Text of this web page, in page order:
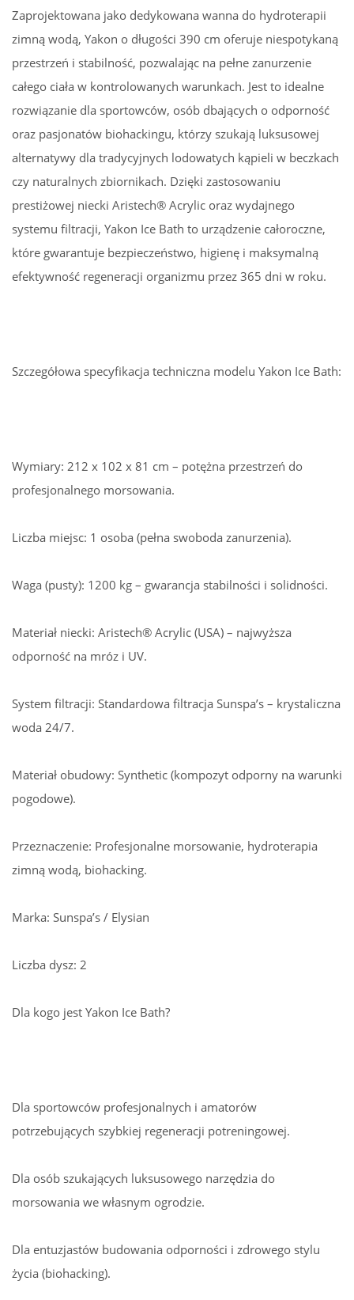
Zaprojektowana jako dedykowana wanna do hydroterapii
zimną wodą, Yakon o długości 390 cm oferuje niespotykaną
przestrzeń i stabilność, pozwalając na pełne zanurzenie
całego ciała w kontrolowanych warunkach. Jest to idealne
rozwiązanie dla sportowców, osób dbających o odporność
oraz pasjonatów biohackingu, którzy szukają luksusowej
alternatywy dla tradycyjnych lodowatych kąpieli w beczkach
czy naturalnych zbiornikach. Dzięki zastosowaniu
prestiżowej niecki Aristech® Acrylic oraz wydajnego
systemu filtracji, Yakon Ice Bath to urządzenie całoroczne,
które gwarantuje bezpieczeństwo, higienę i maksymalną
efektywność regeneracji organizmu przez 365 dni w roku.
Szczegółowa specyfikacja techniczna modelu Yakon Ice Bath:
Wymiary: 212 x 102 x 81 cm – potężna przestrzeń do
profesjonalnego morsowania.
Liczba miejsc: 1 osoba (pełna swoboda zanurzenia).
Waga (pusty): 1200 kg – gwarancja stabilności i solidności.
Materiał niecki: Aristech® Acrylic (USA) – najwyższa
odporność na mróz i UV.
System filtracji: Standardowa filtracja Sunspa’s – krystaliczna
woda 24/7.
Materiał obudowy: Synthetic (kompozyt odporny na warunki
pogodowe).
Przeznaczenie: Profesjonalne morsowanie, hydroterapia
zimną wodą, biohacking.
Marka: Sunspa’s / Elysian
Liczba dysz: 2
Dla kogo jest Yakon Ice Bath?
Dla sportowców profesjonalnych i amatorów
potrzebujących szybkiej regeneracji potreningowej.
Dla osób szukających luksusowego narzędzia do
morsowania we własnym ogrodzie.
Dla entuzjastów budowania odporności i zdrowego stylu
życia (biohacking).